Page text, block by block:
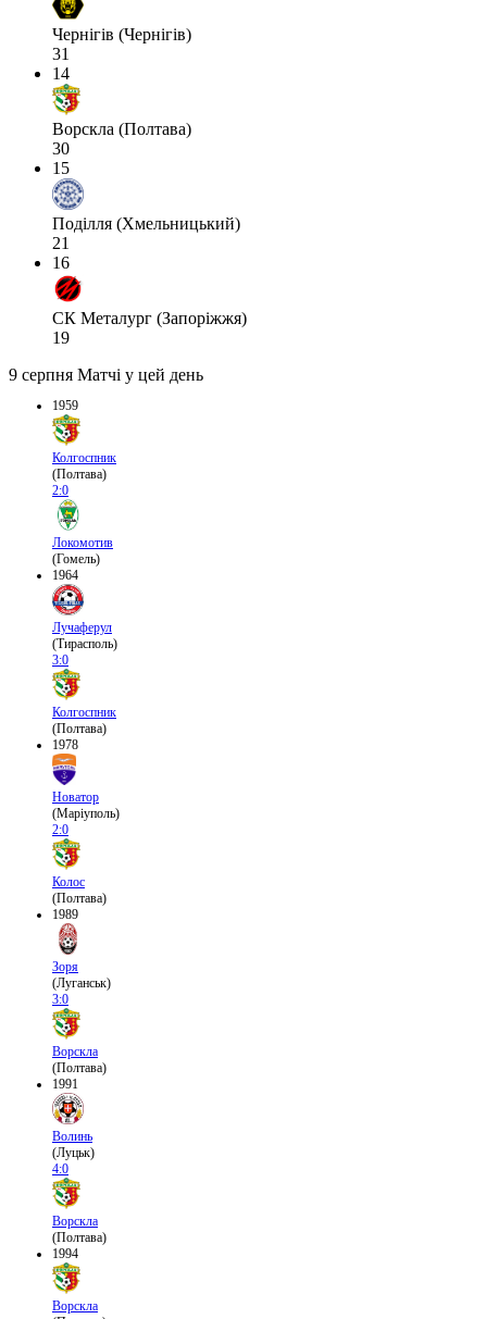
Чернігів (Чернігів)
31
14
Ворскла (Полтава)
30
15
Поділля (Хмельницький)
21
16
СК Металург (Запоріжжя)
19
9 серпня Матчі у цей день
1959
Колгоспник
(Полтава)
2:0
Локомотив
(Гомель)
1964
Лучаферул
(Тирасполь)
3:0
Колгоспник
(Полтава)
1978
Новатор
(Маріуполь)
2:0
Колос
(Полтава)
1989
Зоря
(Луганськ)
3:0
Ворскла
(Полтава)
1991
Волинь
(Луцьк)
4:0
Ворскла
(Полтава)
1994
Ворскла